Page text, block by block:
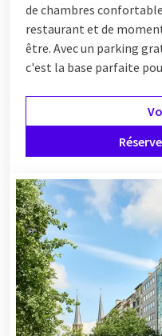
de chambres
restaurant et de
être. Avec un parking
c'est la base parfaite